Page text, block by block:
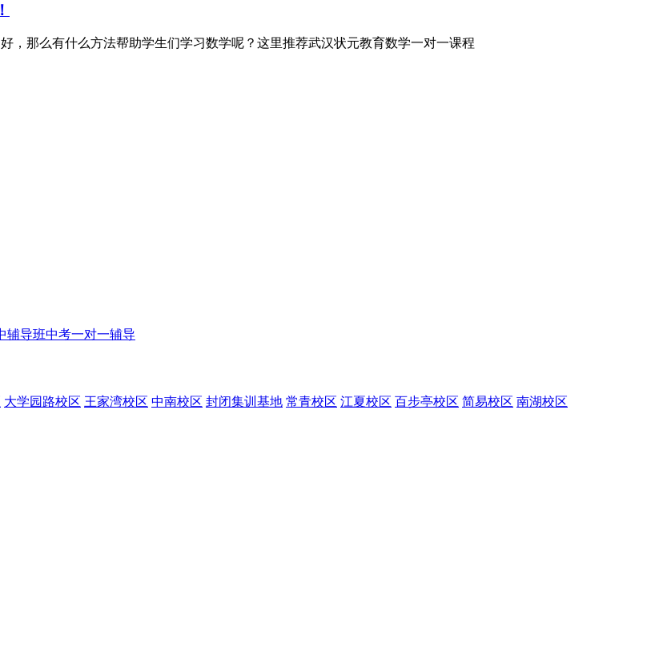
，那么有什么方法帮助学生们学习数学呢？这里推荐武汉状元教育数学一对一课程
辅导班中考一对一辅导
大学园路校区 王家湾校区 中南校区 封闭集训基地 常青校区 江夏校区 百步亭校区 简易校区 南湖校区